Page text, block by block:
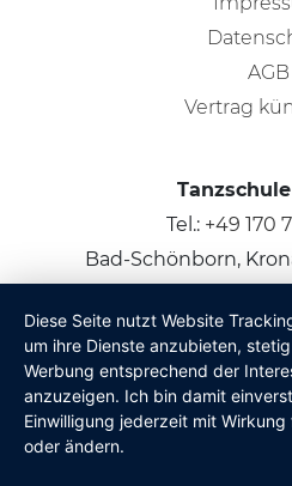
AGB
Vertrag
Tel.: +49 170
Bad-Schönborn,
© 2026
Diese Seite nutzt Website
um ihre Dienste anzubieten,
Werbung entsprechend der
anzuzeigen. Ich bin damit
Einwilligung jederzeit mit
oder ändern.